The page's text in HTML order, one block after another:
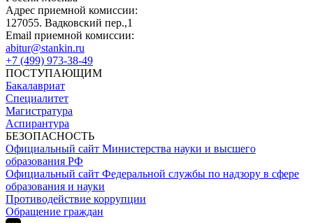
Адрес приемной комиссии:
127055. Вадковский пер.,1
Email приемной комиссии:
abitur@stankin.ru
+7 (499) 973-38-49
ПОСТУПАЮЩИМ
Бакалавриат
Специалитет
Магистратура
Аспирантура
БЕЗОПАСНОСТЬ
Официальный сайт Министерства науки и высшего
образования РФ
Официальный сайт Федеральной службы по надзору в сфере
образования и науки
Противодействие коррупции
Обращение граждан